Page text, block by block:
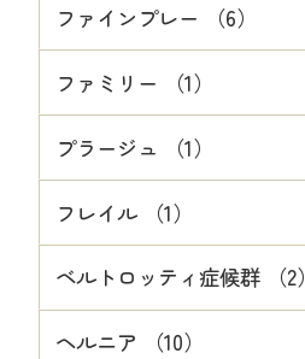
ファインプレー （6）
ファミリー （1）
プラージュ （1）
フレイル （1）
ベルトロッティ症候群 （2）
ヘルニア （10）